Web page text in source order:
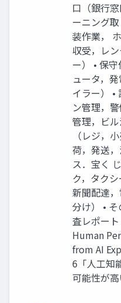
口（銀行
ーニング
装作業，
収受，レ
ー） • 保
ュータ，
イラー） •
ン管理，
管理，ビ
（レジ，
荷，発送
ス．宝く
ク，タク
新聞配達
分け） •
査レポー
Human
from AI
6「人工知
可能性が